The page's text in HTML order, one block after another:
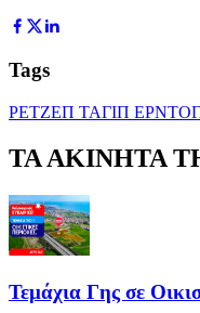
Tags
ΡΕΤΖΕΠ ΤΑΓΙΠ
ΤΑ ΑΚΙΝΗΤΑ
Τεμάχια Γης σε